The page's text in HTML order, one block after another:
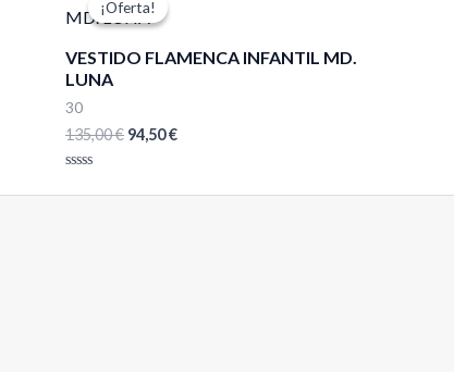
¡Oferta!
¡Oferta!
VESTIDO FLAMENCA INFANTIL MD.
LUNA
30
135,00€
original
135,00 €.
94,50€
94,50 €.
con